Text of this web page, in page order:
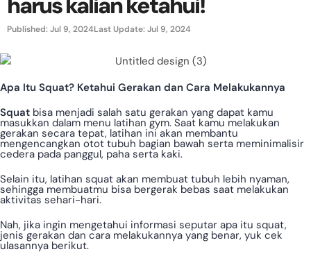
Published: Jul 9, 2024Last Update: Jul 9, 2024
Apa Itu Squat? Ketahui Gerakan dan Cara Melakukannya
Squat bisa menjadi salah satu gerakan yang dapat kamu
masukkan dalam menu latihan gym. Saat kamu melakukan
gerakan secara tepat, latihan ini akan membantu
mengencangkan otot tubuh bagian bawah serta meminimalisir
cedera pada panggul, paha serta kaki.
Selain itu, latihan squat akan membuat tubuh lebih nyaman,
sehingga membuatmu bisa bergerak bebas saat melakukan
aktivitas sehari-hari.
Nah, jika ingin mengetahui informasi seputar apa itu squat,
jenis gerakan dan cara melakukannya yang benar, yuk cek
ulasannya berikut.